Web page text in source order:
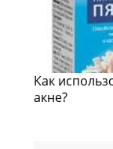
Как
акне?